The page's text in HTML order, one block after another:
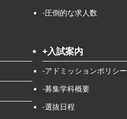
-圧倒的な求人数
+入試案内
-アドミッションポリシー
-募集学科概要
-選抜日程